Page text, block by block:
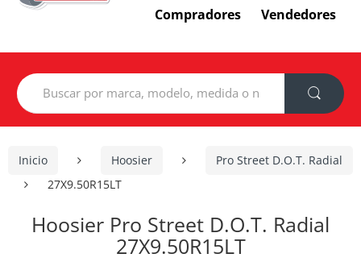
Compradores Vendedores
Search
for:
Inicio Hoosier
Pro Street D.O.T. Radial
27X9.50R15LT
Hoosier Pro Street D.O.T. Radial
27X9.50R15LT